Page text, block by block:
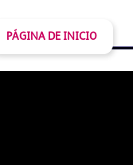
PÁGINA DE INICIO